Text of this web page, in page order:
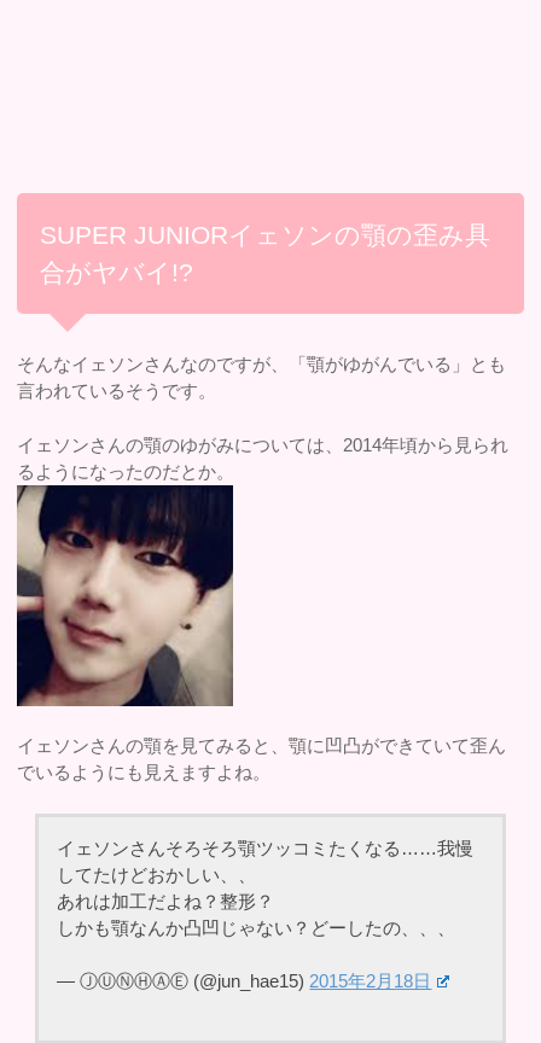
SUPER JUNIORイェソンの顎の歪み具
合がヤバイ!?
そんなイェソンさんなのですが、「顎がゆがんでいる」とも
言われているそうです。
イェソンさんの顎のゆがみについては、2014年頃から見られ
るようになったのだとか。
イェソンさんの顎を見てみると、顎に凹凸ができていて歪ん
でいるようにも見えますよね。
イェソンさんそろそろ顎ツッコミたくなる……我慢
してたけどおかしい、、
あれは加工だよね？整形？
しかも顎なんか凸凹じゃない？どーしたの、、、
— ⒿⓊⓃⒽⒶⒺ (@jun_hae15)2015年2月18日